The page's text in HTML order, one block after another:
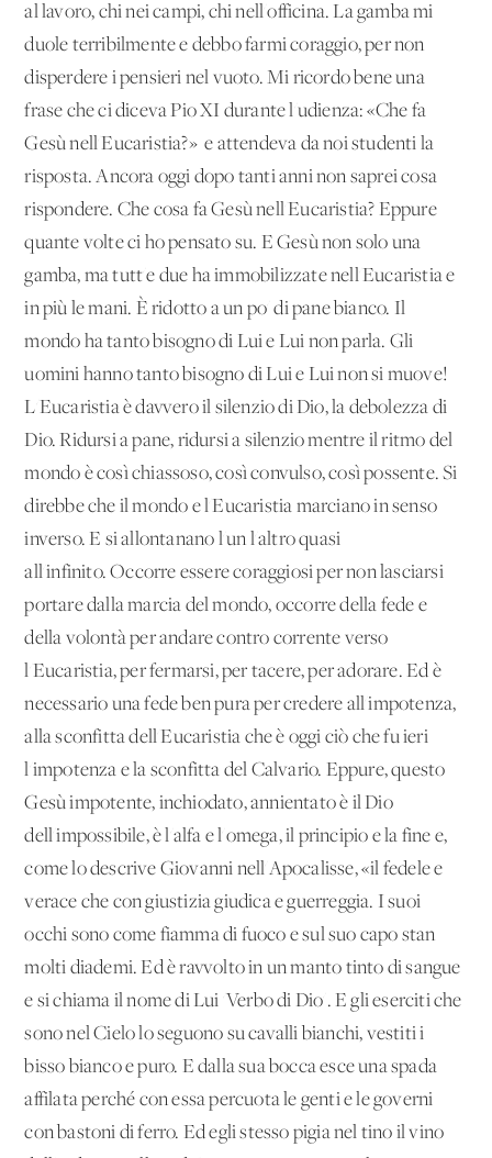
al lavoro, chi nei campi, chi nell'officina. La gamba mi
duole terribilmente e debbo farmi coraggio, per non
disperdere i pensieri nel vuoto. Mi ricordo bene una
frase che ci diceva Pio XI durante l'udienza: «Che fa
Gesù nell'Eucaristia?» e attendeva da noi studenti la
risposta. Ancora oggi dopo tanti anni non saprei cosa
rispondere. Che cosa fa Gesù nell'Eucaristia? Eppure
quante volte ci ho pensato su. E Gesù non solo una
gamba, ma tutt'e due ha immobilizzate nell'Eucaristia e
in più le mani. È ridotto a un po' di pane bianco. Il
mondo ha tanto bisogno di Lui e Lui non parla. Gli
uomini hanno tanto bisogno di Lui e Lui non si muove!
L'Eucaristia è davvero il silenzio di Dio, la debolezza di
Dio. Ridursi a pane, ridursi a silenzio mentre il ritmo del
mondo è così chiassoso, così convulso, così possente. Si
direbbe che il mondo e l'Eucaristia marciano in senso
inverso. E si allontanano l'un l'altro quasi
all'infinito. Occorre essere coraggiosi per non lasciarsi
portare dalla marcia del mondo, occorre della fede e
della volontà per andare contro corrente verso
l'Eucaristia, per fermarsi, per tacere, per adorare. Ed è
necessario una fede ben pura per credere all'impotenza,
alla sconfitta dell'Eucaristia che è oggi ciò che fu ieri
l'impotenza e la sconfitta del Calvario. Eppure, questo
Gesù impotente, inchiodato, annientato è il Dio
dell'impossibile, è l'alfa e l'omega, il principio e la fine e,
come lo descrive Giovanni nell'Apocalisse, «il fedele e
verace che con giustizia giudica e guerreggia. I suoi
occhi sono come fiamma di fuoco e sul suo capo stan
molti diademi. Ed è ravvolto in un manto tinto di sangue
e si chiama il nome di Lui 'Verbo di Dio'. E gli eserciti che
sono nel Cielo lo seguono su cavalli bianchi, vestiti i
bisso bianco e puro. E dalla sua bocca esce una spada
affilata perché con essa percuota le genti e le governi
con bastoni di ferro. Ed egli stesso pigia nel tino il vino